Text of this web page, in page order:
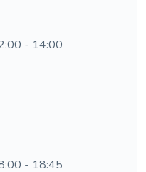
- 14:00
- 18:45